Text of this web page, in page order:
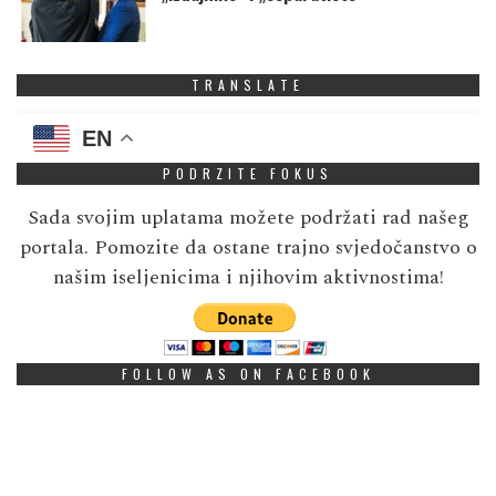
TRANSLATE
EN
PODRZITE FOKUS
Sada svojim uplatama možete podržati rad našeg
portala. Pomozite da ostane trajno svjedočanstvo o
našim iseljenicima i njihovim aktivnostima!
FOLLOW AS ON FACEBOOK